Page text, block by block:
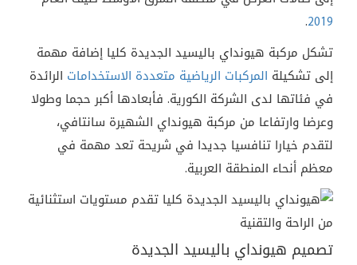
2019
.
تشكل مركبة هيونداي باليسيد الجديدة كليا إضافة مهمة
إلى تشكيلة المركبات الرياضية متعددة الاستخدامات الرائدة
في فئاتها لدى الشركة الكورية. فأبعادها أكبر حجما وطولا
وعرضا وارتفاعا من مركبة هيونداي الشهيرة سانتافي،
لتقدم خيارا تنافسيا جديدا في شريحة تعد مهمة في
معظم أنحاء المنطقة العربية.
تصميم هيونداي باليسيد الجديدة